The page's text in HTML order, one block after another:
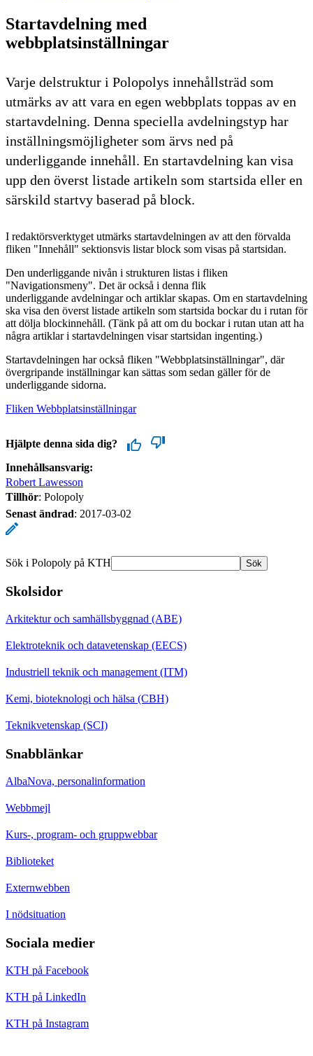
Startavdelning med
webbplatsinställningar
Varje delstruktur i Polopolys innehållsträd som
utmärks av att vara en egen webbplats toppas av en
startavdelning. Denna speciella avdelningstyp har
inställningsmöjligheter som ärvs ned på
underliggande innehåll. En startavdelning kan visa
upp den överst listade artikeln som startsida eller en
särskild startvy baserad på block.
I redaktörsverktyget utmärks startavdelningen av att den förvalda
fliken "Innehåll" sektionsvis listar block som visas på startsidan.
Den underliggande nivån i strukturen listas i fliken
"Navigationsmeny". Det är också i denna flik
underliggande avdelningar och artiklar skapas. Om en startavdelning
ska visa den överst listade artikeln som startsida bockar du i rutan för
att dölja blockinnehåll. (Tänk på att om du bockar i rutan utan att ha
några artiklar i startavdelningen visar startsidan ingenting.)
Startavdelningen har också fliken "Webbplatsinställningar", där
övergripande inställningar kan sättas som sedan gäller för de
underliggande sidorna.
Fliken Webbplatsinställningar
Hjälpte denna sida dig?
Innehållsansvarig:
Robert Lawesson
Tillhör: Polopoly
Senast ändrad: 2017-03-02
Sök i Polopoly på KTH Sök
Skolsidor
Arkitektur och samhällsbyggnad (ABE)
Elektroteknik och datavetenskap (EECS)
Industriell teknik och management (ITM)
Kemi, bioteknologi och hälsa (CBH)
Teknikvetenskap (SCI)
Snabblänkar
AlbaNova, personalinformation
Webbmejl
Kurs-, program- och gruppwebbar
Biblioteket
Externwebben
I nödsituation
Sociala medier
KTH på Facebook
KTH på LinkedIn
KTH på Instagram